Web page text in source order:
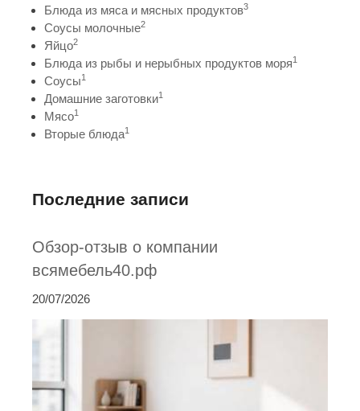
Блюда из мяса и мясных продуктов3
Соусы молочные2
Яйцо2
Блюда из рыбы и нерыбных продуктов моря1
Соусы1
Домашние заготовки1
Мясо1
Вторые блюда1
Последние записи
Обзор-отзыв о компании
всямебель40.рф
20/07/2026